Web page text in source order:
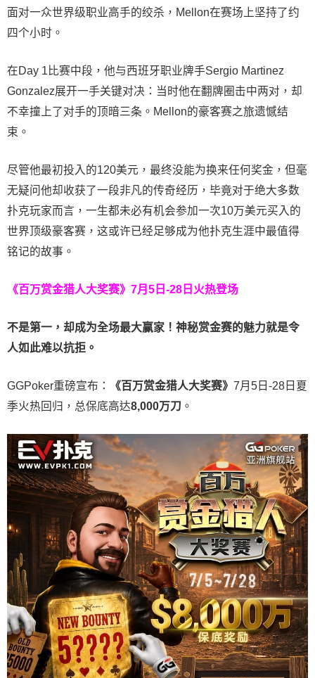
面对一众世界级职业高手的绞杀，Mellon在赛场上坚持了约
四个小时。
在Day 1比赛中段，他与西班牙职业牌手Sergio Martinez
Gonzalez展开一手关键对决：当时他在翻牌圈击中两对，却
不幸撞上了对手的顶暗三条。Mellon的豪客赛之旅遗憾结
束。
尽管他最初投入的120美元，最终没能为换来任何奖金，但毫
无疑问他却收获了一段非凡的传奇经历，毕竟对于绝大多数
扑克玩家而言，一生都未必有机会参加一次10万美元买入的
世界顶级豪客赛，这或许已经足够成为他扑克生涯中最值得
铭记的故事。
《百万赏金猎人大奖赛》 7月5日-28日火热登场
不是第一，却成为全场最大赢家！神秘赏金赛的魅力就是令
人如此难以抗拒。
GGPoker重磅宣布： 《百万赏金猎人大奖赛》 7月5日-28日夏
季火热回归，总保底高达8,000万刀 。